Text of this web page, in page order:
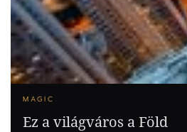
MAGIC
Ez a világváros a Föld